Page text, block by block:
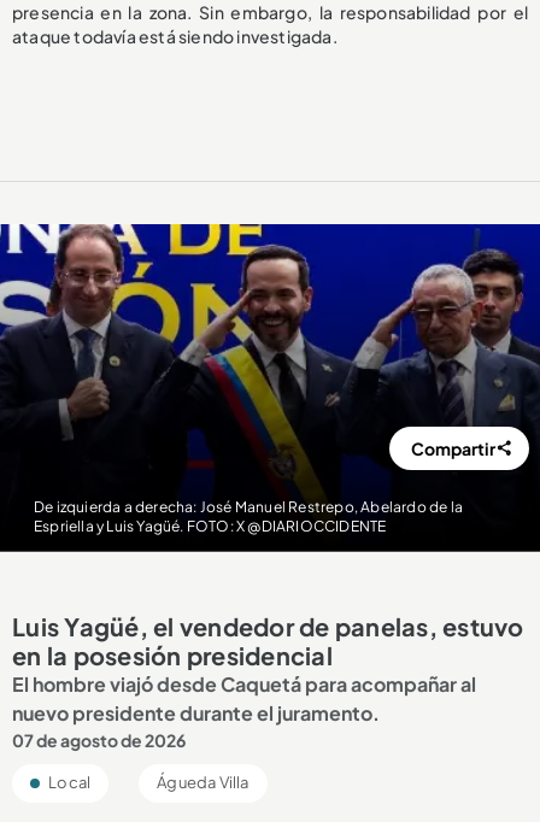
presencia en la zona. Sin embargo, la responsabilidad por el
ataque todavía está siendo investigada.
De izquierda a derecha: José Manuel Restrepo, Abelardo de la
Espriella y Luis Yagüé. FOTO: X @DIARIOCCIDENTE
Compartir
Luis Yagüé, el vendedor de panelas, estuvo
en la posesión presidencial
El hombre viajó desde Caquetá para acompañar al
nuevo presidente durante el juramento.
07 de agosto de 2026
Local Águeda Villa